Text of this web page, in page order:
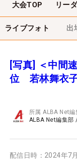
大会TOP リー
ライブフォト 出
[写真] ＜中間
位 若林舞衣
所属ALBA Net編
ALBA Net編集部
配信日時： 2024年7